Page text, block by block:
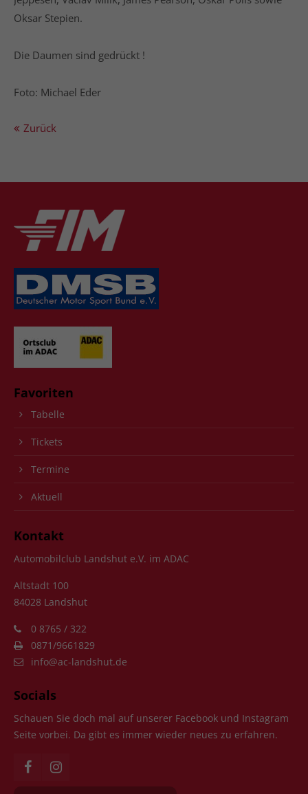
Oksar Stepien.
Die Daumen sind gedrückt !
Foto: Michael Eder
Zurück
Favoriten
Tabelle
Tickets
Termine
Aktuell
Kontakt
Automobilclub Landshut e.V. im ADAC
Altstadt 100
84028 Landshut
0 8765 / 322
0871/9661829
info@ac-landshut.de
Socials
Schauen Sie doch mal auf unserer Facebook und Instagram
Seite vorbei. Da gibt es immer wieder neues zu erfahren.